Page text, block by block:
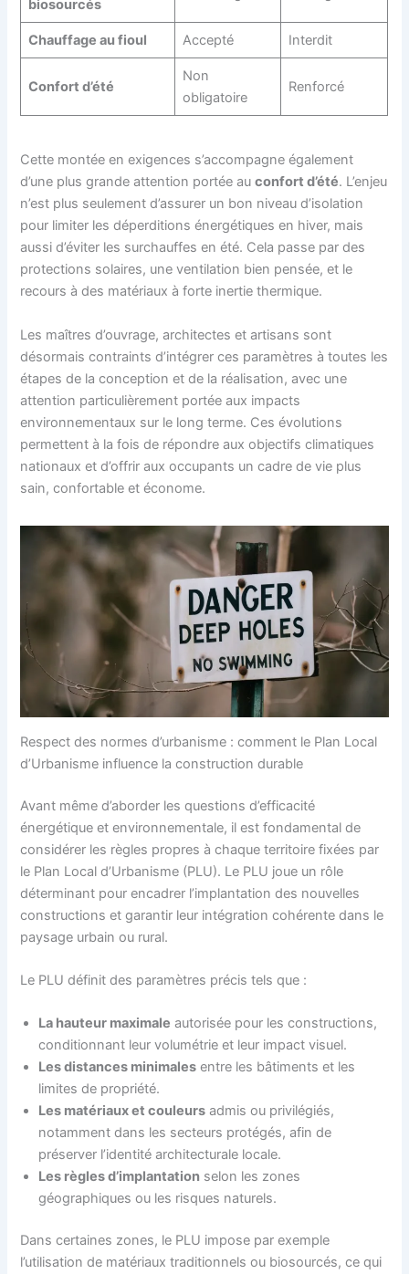
biosourcés
Chauffage au fioul Accepté Interdit
Confort d’été
Non
obligatoire
Renforcé
Cette montée en exigences s’accompagne également
d’une plus grande attention portée auconfort d’été. L’enjeu
n’est plus seulement d’assurer un bon niveau d’isolation
pour limiter les déperditions énergétiques en hiver, mais
aussi d’éviter les surchauffes en été. Cela passe par des
protections solaires, une ventilation bien pensée, et le
recours à des matériaux à forte inertie thermique.
Les maîtres d’ouvrage, architectes et artisans sont
désormais contraints d’intégrer ces paramètres à toutes les
étapes de la conception et de la réalisation, avec une
attention particulièrement portée aux impacts
environnementaux sur le long terme. Ces évolutions
permettent à la fois de répondre aux objectifs climatiques
nationaux et d’offrir aux occupants un cadre de vie plus
sain, confortable et économe.
Respect des normes d’urbanisme : comment le Plan Local
d’Urbanisme influence la construction durable
Avant même d’aborder les questions d’efficacité
énergétique et environnementale, il est fondamental de
considérer les règles propres à chaque territoire fixées par
le Plan Local d’Urbanisme (PLU). Le PLU joue un rôle
déterminant pour encadrer l’implantation des nouvelles
constructions et garantir leur intégration cohérente dans le
paysage urbain ou rural.
Le PLU définit des paramètres précis tels que :
La hauteur maximale autorisée pour les constructions,
conditionnant leur volumétrie et leur impact visuel.
Les distances minimales entre les bâtiments et les
limites de propriété.
Les matériaux et couleurs admis ou privilégiés,
notamment dans les secteurs protégés, afin de
préserver l’identité architecturale locale.
Les règles d’implantation selon les zones
géographiques ou les risques naturels.
Dans certaines zones, le PLU impose par exemple
l’utilisation de matériaux traditionnels ou biosourcés, ce qui